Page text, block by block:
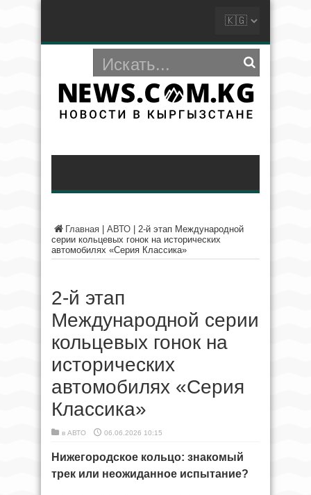
Главная АВТО
2‑й этап Международной
серии кольцевых гонок на исторических
автомобилях «Серия Классика»
2‑й этап
Международной серии
кольцевых гонок на
исторических
автомобилях «Серия
Классика»
в АВТО 06.06.2026 10:15
Нижегородское кольцо: знакомый
трек или неожиданное испытание?